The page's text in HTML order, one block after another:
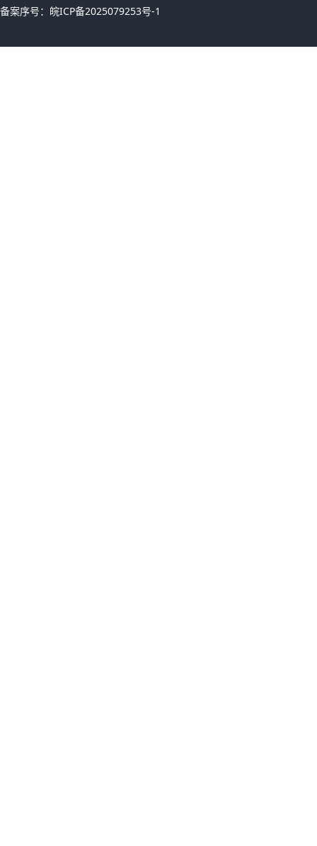
备案序号： 皖ICP备2025079253号-1